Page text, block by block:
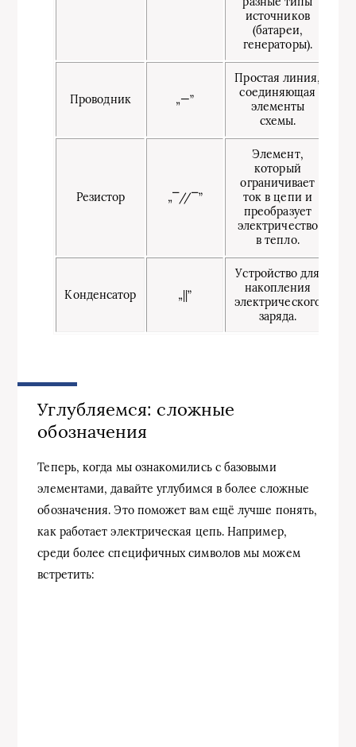
источников
(батареи,
генераторы).
Проводник „—”
Простая линия,
соединяющая
элементы
схемы.
Резистор „⎺//⎺”
Элемент,
который
ограничивает
ток в цепи и
преобразует
электричество
в тепло.
Конденсатор „||”
Устройство для
накопления
электрического
заряда.
Углубляемся: сложные
обозначения
Теперь, когда мы ознакомились с базовыми
элементами, давайте углубимся в более сложные
обозначения. Это поможет вам ещё лучше понять,
как работает электрическая цепь. Например,
среди более специфичных символов мы можем
встретить: